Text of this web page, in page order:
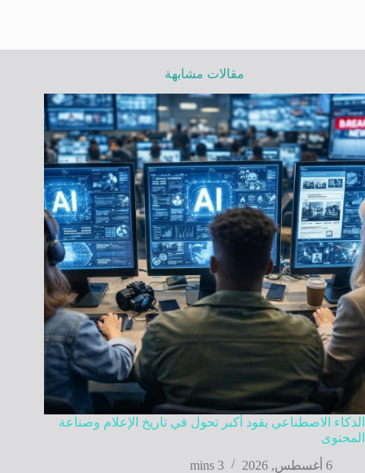
مقالات مشابهة
الذكاء الاصطناعي يقود أكبر تحول في تاريخ الإعلام وصناعة
المحتوى
6 أغسطس, 2026
3 mins